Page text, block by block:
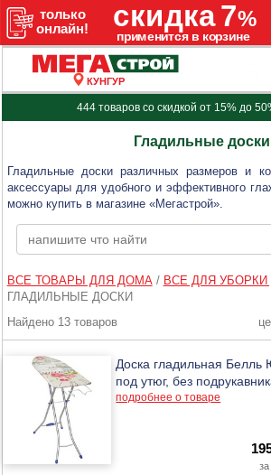
КУНГУР
444 товаров со скидкой от 15% до
Гладильные доски
Гладильные доски различных размеров и
аксессуары для удобного и эффективного
можно купить в магазине «Мегастрой».
ВСЕ ТОВАРЫ ДЛЯ ДОМА/ ВСЕ ДЛЯ
ГЛАДИЛЬНЫЕ ДОСКИ
Найдено 13 товаров
Доска гладильная Белль
под утюг, без
подробнее о товаре